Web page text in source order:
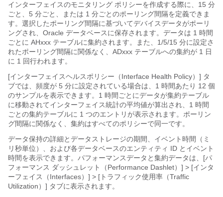
インターフェイスのモニタリング ポリシーを作成する際に、15 分
ごと、5 分ごと、または 1 分ごとのポーリング間隔を定義できま
す。選択したポーリング間隔に基づいてデバイスデータがポーリ
ングされ、Oracle データベースに保存されます。データは 1 時間
ごとに AHxxx テーブルに集約されます。また、1/5/15 分に設定さ
れたポーリング間隔に関係なく、ADxxx テーブルへの集約が 1 日
に 1 回行われます。
[インターフェイスヘルスポリシー（Interface Health Policy）] タ
ブでは、頻度が 5 分に設定されている場合は、1 時間あたり 12 個
のサンプルを表示できます。1 時間ごとにデータが集約テーブル
に移動されてインターフェイス統計の平均値が算出され、1 時間
ごとの集約テーブルに 1 つのエントリが表示されます。ポーリン
グ間隔に関係なく、集約はすべてのポリシーで同一です。
データ保持の詳細とデータストレージの期間、イベント時間（ミ
リ秒単位）、および各データベースのエンティティ ID とイベント
時間を表示できます。パフォーマンスデータと集約データは、[パ
フォーマンス ダッシュレット（Performance Dashlet）] > [インタ
ーフェイス（Interfaces）] > [トラフィック使用率（Traffic
Utilization）] タブに表示されます。